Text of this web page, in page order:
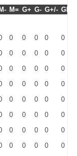
M- M= G+ G- G+/- GPM
0 0 0 0
0
0 0 0 0
0
0 0 0 0
0
0 0 0 0
0
0 0 0 0
0
0 0 0 0
0
0 0 0 0
0
0 0 0 0
0